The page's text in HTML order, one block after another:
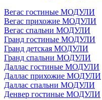
Вегас гостиные МОДУЛИ
Вегас прихожие МОДУЛИ
Вегас спальни МОДУЛИ
Гранд гостиные МОДУЛИ
Гранд детская МОДУЛИ
Гранд спальни МОДУЛИ
Даллас гостиные МОДУЛИ
Даллас прихожие МОДУЛИ
Даллас спальни МОДУЛИ
Денвер гостиные МОДУЛИ